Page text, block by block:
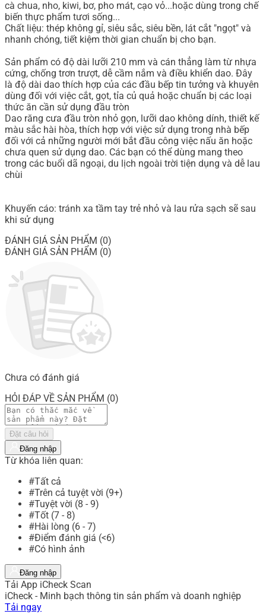
cà chua, nho, kiwi, bơ, pho mát, cạo vỏ...hoặc dùng trong chế
biến thực phẩm tươi sống...
Chất liệu: thép không gỉ, siêu sắc, siêu bền, lát cắt "ngọt" và
nhanh chóng, tiết kiệm thời gian chuẩn bị cho bạn.
Sản phẩm có độ dài lưỡi 210 mm và cán thẳng làm từ nhựa
cứng, chống trơn trượt, dễ cầm nắm và điều khiển dao. Đây
là độ dài dao thích hợp của các đầu bếp tin tưởng và khuyên
dùng đối với việc cắt, gọt, tỉa củ quả hoặc chuẩn bị các loại
thức ăn cần sử dụng đầu tròn
Dao răng cưa đầu tròn nhỏ gọn, lưỡi dao không dính, thiết kế
màu sắc hài hòa, thích hợp với việc sử dụng trong nhà bếp
đối với cả những người mới bắt đầu công việc nấu ăn hoặc
chưa quen sử dụng dao. Các bạn có thể dùng mang theo
trong các buổi dã ngoại, du lịch ngoài trời tiện dụng và dễ lau
chùi
Khuyến cáo: tránh xa tầm tay trẻ nhỏ và lau rửa sạch sẽ sau
khi sử dụng
ĐÁNH GIÁ SẢN PHẨM (0)
ĐÁNH GIÁ SẢN PHẨM (0)
Chưa có đánh giá
HỎI ĐÁP VỀ SẢN PHẨM (0)
Đặt câu hỏi
Đăng nhập
Từ khóa liên quan:
#Tất cả
#Trên cả tuyệt vời (9+)
#Tuyệt vời (8 - 9)
#Tốt (7 - 8)
#Hài lòng (6 - 7)
#Điểm đánh giá (<6)
#Có hình ảnh
Đăng nhập
Tải App iCheck Scan
iCheck - Minh bạch thông tin sản phẩm và doanh nghiệp
Tải ngay